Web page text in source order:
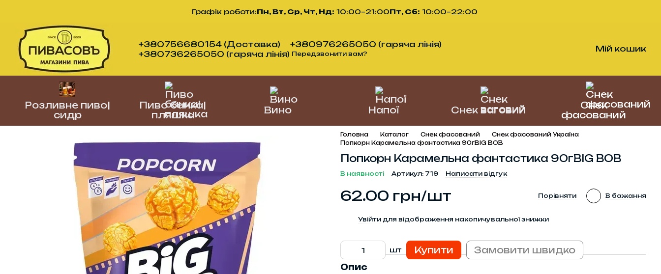
Графік роботи:Пн, Вт, Ср, Чт, Нд: 10:00–21:00Пт, Сб: 10:00–22:00
+380756680154 (Доставка)
+380976265050 (гаряча лінія)
+380736265050 (гаряча лінія) Передзвонити вам?
Мій кошик
Розливне пиво|
сидр
Пиво банка|
пляшка
Вино Напої Снек ваговий
Снек
фасований
Головна Каталог Снек фасований
Снек фасований Україна
Попкорн Карамельна фантастика 90гBIG BOB
Попкорн Карамельна фантастика 90гBIG BOB
В наявності Артикул: 719 Написати відгук
62.00 грн/шт Порівняти В бажання
Увійти для відображення накопичувальної знижки
шт Купити Замовити швидко
Опис